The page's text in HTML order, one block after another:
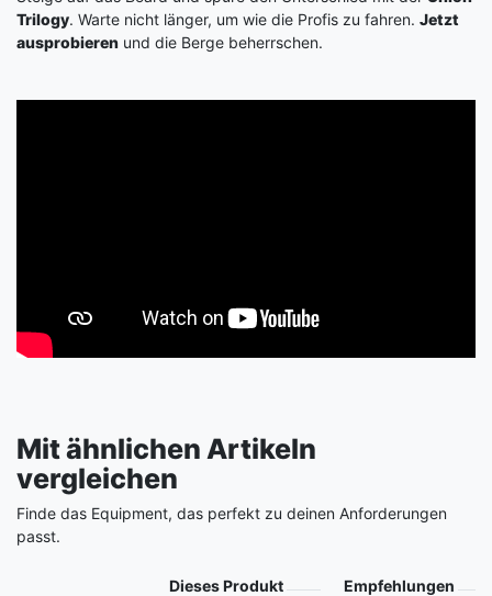
Trilogy. Warte nicht länger, um wie die Profis zu fahren. Jetzt
ausprobieren und die Berge beherrschen.
Mit ähnlichen Artikeln
vergleichen
Finde das Equipment, das perfekt zu deinen Anforderungen
passt.
Dieses Produkt Empfehlungen